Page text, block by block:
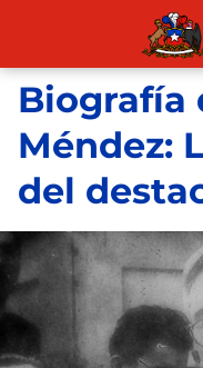
Biografía
Méndez:
del